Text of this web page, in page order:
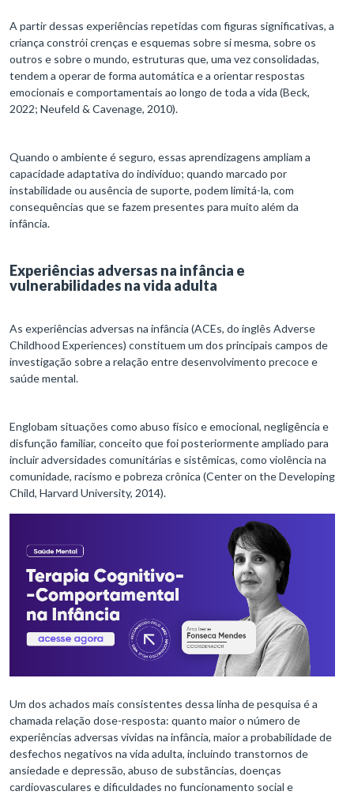
A partir dessas experiências repetidas com figuras significativas, a
criança constrói crenças e esquemas sobre si mesma, sobre os
outros e sobre o mundo, estruturas que, uma vez consolidadas,
tendem a operar de forma automática e a orientar respostas
emocionais e comportamentais ao longo de toda a vida (Beck,
2022; Neufeld & Cavenage, 2010).
Quando o ambiente é seguro, essas aprendizagens ampliam a
capacidade adaptativa do indivíduo; quando marcado por
instabilidade ou ausência de suporte, podem limitá-la, com
consequências que se fazem presentes para muito além da
infância.
Experiências adversas na infância e
vulnerabilidades na vida adulta
As experiências adversas na infância (ACEs, do inglês Adverse
Childhood Experiences) constituem um dos principais campos de
investigação sobre a relação entre desenvolvimento precoce e
saúde mental.
Englobam situações como abuso físico e emocional, negligência e
disfunção familiar, conceito que foi posteriormente ampliado para
incluir adversidades comunitárias e sistêmicas, como violência na
comunidade, racismo e pobreza crônica (Center on the Developing
Child, Harvard University, 2014).
Um dos achados mais consistentes dessa linha de pesquisa é a
chamada relação dose-resposta: quanto maior o número de
experiências adversas vividas na infância, maior a probabilidade de
desfechos negativos na vida adulta, incluindo transtornos de
ansiedade e depressão, abuso de substâncias, doenças
cardiovasculares e dificuldades no funcionamento social e